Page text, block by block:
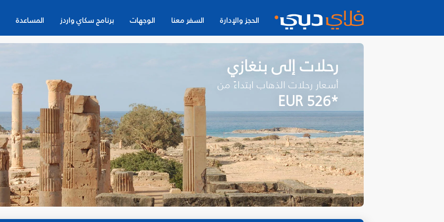
الحجز والإدارة السفر معنا الوجهات برنامج سكاي واردز المساعدة
رحلات إلى بنغازي
أسعار رحلات الذهاب ابتداءً من
*EUR 526